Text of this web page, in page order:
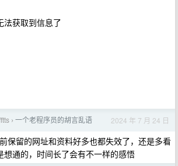
法获取到信息了
› 一个老程序员的胡言乱语 2024 年 7 月 24 日
保留的网址和资料好多也都失效了，还是多看
想通的，时间长了会有不一样的感悟